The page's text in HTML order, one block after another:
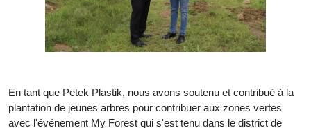
En tant que Petek Plastik, nous avons soutenu et contribué à la
plantation de jeunes arbres pour contribuer aux zones vertes
avec l'événement My Forest qui s'est tenu dans le district de